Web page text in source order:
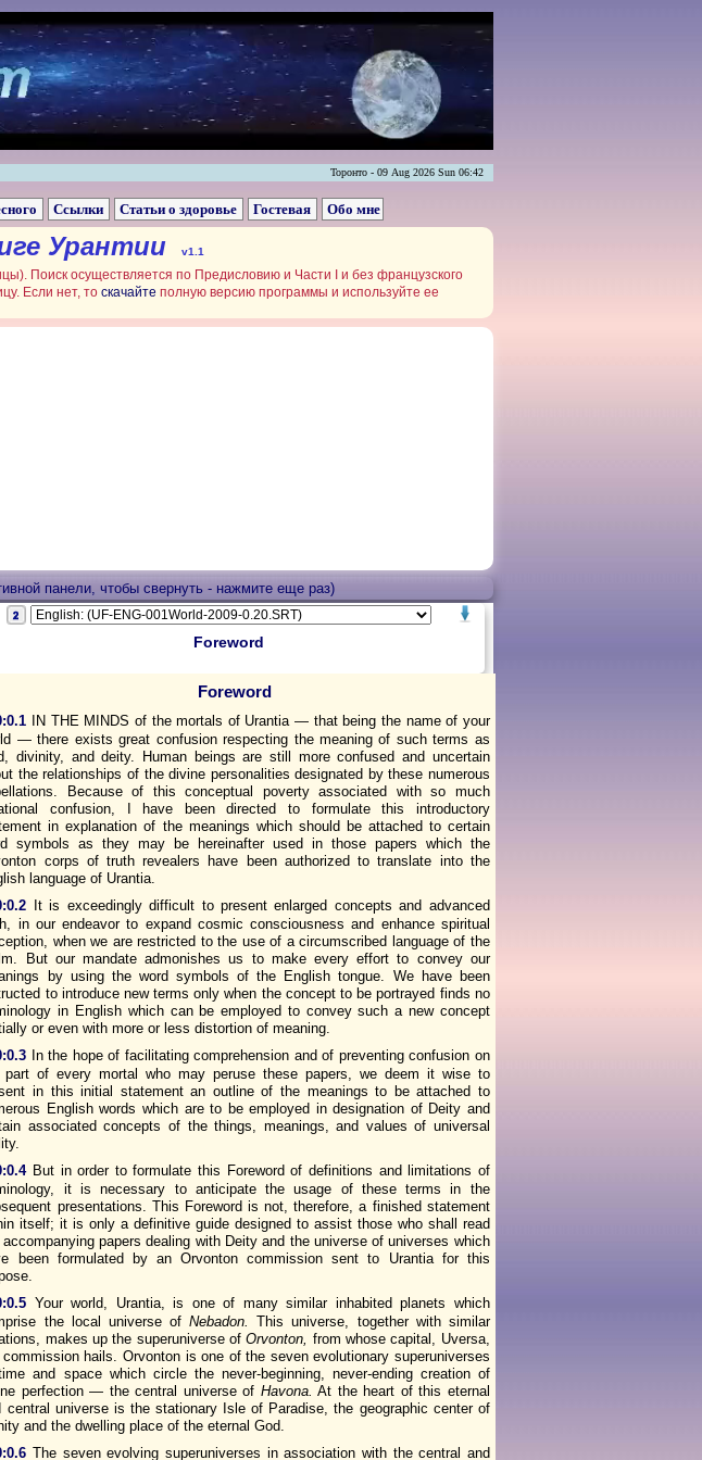
Торонто - 09 Aug 2026 Sun 06:42
Ссылки Статьи о здоровье Гостевая Обо мне
Урантии v1.1
Поиск осуществляется по Предисловию и Части I и без французского
Если нет, то скачайте полную версию программы и используйте ее
панели, чтобы свернуть - нажмите еще раз)
Foreword
Foreword
IN THE MINDS of the mortals of Urantia — that being the name of your
— there exists great confusion respecting the meaning of such terms as
divinity, and deity. Human beings are still more confused and uncertain
the relationships of the divine personalities designated by these numerous
Because of this conceptual poverty associated with so much
confusion, I have been directed to formulate this introductory
in explanation of the meanings which should be attached to certain
symbols as they may be hereinafter used in those papers which the
corps of truth revealers have been authorized to translate into the
language of Urantia.
It is exceedingly difficult to present enlarged concepts and advanced
in our endeavor to expand cosmic consciousness and enhance spiritual
when we are restricted to the use of a circumscribed language of the
But our mandate admonishes us to make every effort to convey our
by using the word symbols of the English tongue. We have been
to introduce new terms only when the concept to be portrayed finds no
in English which can be employed to convey such a new concept
or even with more or less distortion of meaning.
In the hope of facilitating comprehension and of preventing confusion on
part of every mortal who may peruse these papers, we deem it wise to
in this initial statement an outline of the meanings to be attached to
English words which are to be employed in designation of Deity and
associated concepts of the things, meanings, and values of universal
But in order to formulate this Foreword of definitions and limitations of
it is necessary to anticipate the usage of these terms in the
presentations. This Foreword is not, therefore, a finished statement
itself; it is only a definitive guide designed to assist those who shall read
papers dealing with Deity and the universe of universes which
been formulated by an Orvonton commission sent to Urantia for this
Your world, Urantia, is one of many similar inhabited planets which
the local universe ofNebadon. This universe, together with similar
makes up the superuniverse ofOrvonton, from whose capital, Uversa,
commission hails. Orvonton is one of the seven evolutionary superuniverses
and space which circle the never-beginning, never-ending creation of
perfection — the central universe of Havona. At the heart of this eternal
central universe is the stationary Isle of Paradise, the geographic center of
and the dwelling place of the eternal God.
The seven evolving superuniverses in association with the central and